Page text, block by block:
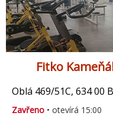
Fitko
Oblá 469/51C, 634 00
Zavřeno • otevírá 15:00